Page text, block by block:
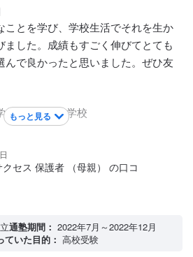
あれば自分の目標に向かって努力
考え、ここに決めました。
/ 鳥取城北高等学校 / 鳥取県立倉吉西
/ 米子北高等学校 / 鳥取県立米子西
合産業高等学校 / 鳥取県立倉吉東高
が魅力です。分からない部分をそ
分かりやすく説明してくれるため、
ができます。また、質問しやすい雰
ことを学び、学校生活でそれを生か
した。成績もすごく伸びてとても
んで良かったと思いました。ぜひ友
校 / 開星高等学校
上手くとても安心します。日常的
とても楽しいです。人見知りな私で
ができたと思います。
ているそうです。分からないところ
れます。苦手な教科を分かりやすく
もっと見る
セス 保護者 （母親） の口コ
通塾期間： 2022年7月～2022年12月
ていた目的： 高校受験